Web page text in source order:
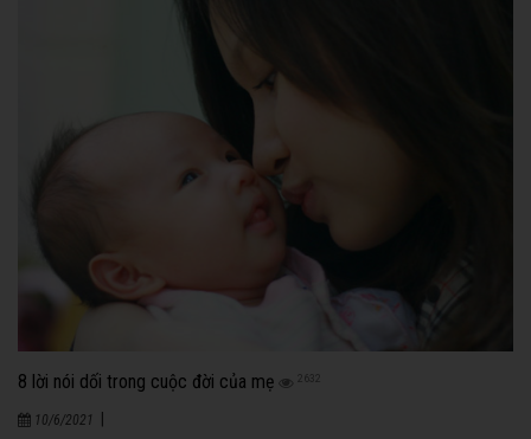
8 lời nói dối trong cuộc đời của mẹ 2632
10/6/2021